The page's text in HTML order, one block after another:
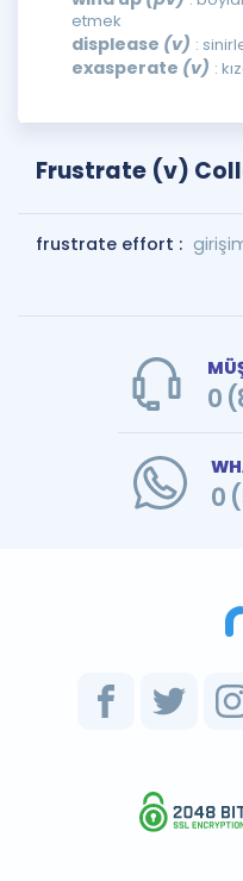
etmek
displease (v) :
exasperate (v) :
Frustrate (v)
frustrate effort :
0
0